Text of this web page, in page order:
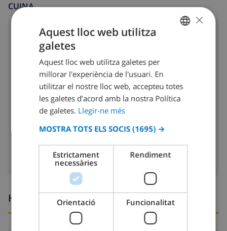
CUINA
cuina de quatre focs
microones
nevera
rentavaixelles
Hores d’arribada i sortida
DUTCH
SPANISH
CATALAN
NORWEGIAN
×
Aquest lloc web utilitza
galetes
Aquest lloc web utilitza galetes per
millorar l'experiència de l'usuari. En
utilitzar el nostre lloc web, accepteu totes
les galetes d’acord amb la nostra Política
de galetes. Llegir-ne més
MOSTRA TOTS ELS SOCIS (1695) →
Estrictament
necessàries
Rendiment
Orientació Funcionalitat